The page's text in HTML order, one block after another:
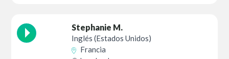
Stephanie M.
Inglés (Estados Unidos)
Francia